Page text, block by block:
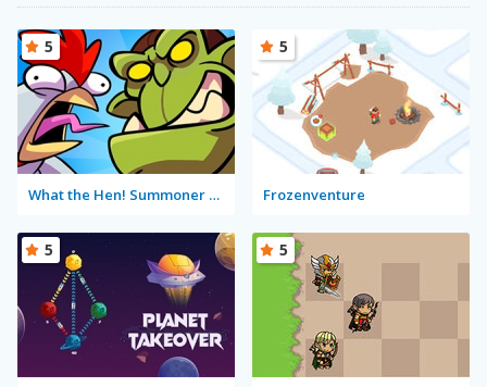
What the Hen! Summoner Spring
5
Frozenventure
5
5 5